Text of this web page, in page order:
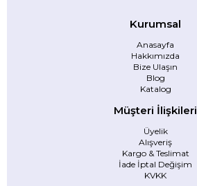
Kurumsal
Anasayfa
Hakkımızda
Bize Ulaşın
Blog
Katalog
Müşteri İlişkileri
Üyelik
Alışveriş
Kargo & Teslimat
İade İptal Değişim
KVKK